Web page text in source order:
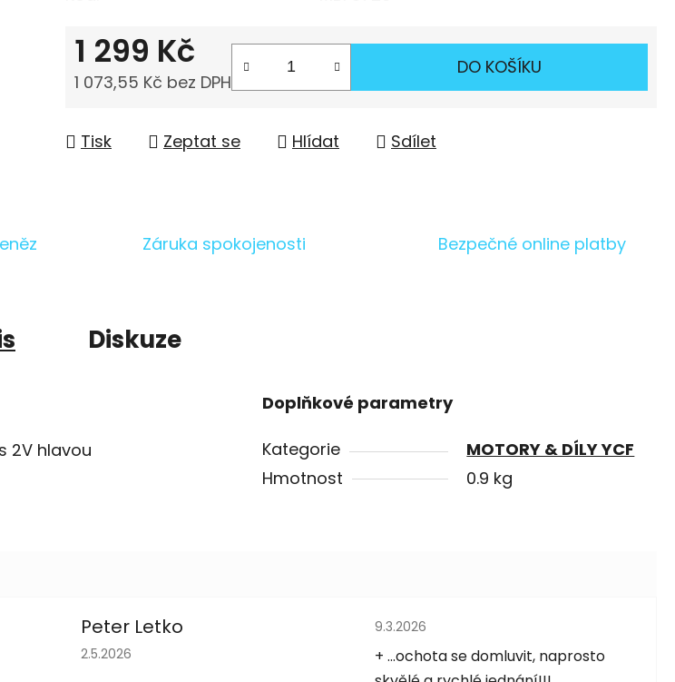
1 299 Kč
1 073,55 Kč bez DPH
DO KOŠÍKU
Tisk Zeptat se Hlídat Sdílet
Záruka spokojenosti Bezpečné online platby
Diskuze
2V hlavou
Doplňkové parametry
Kategorie
MOTORY & DÍLY YCF
Hmotnost
0.9 kg
Peter Letko
Hodnocení obchodu je 5 z 5 hvězdiček.
2.5.2026
Hodnocení obchodu je 5 z 5 hvězdiček.
9.3.2026
+ ...ochota se domluvit, naprosto